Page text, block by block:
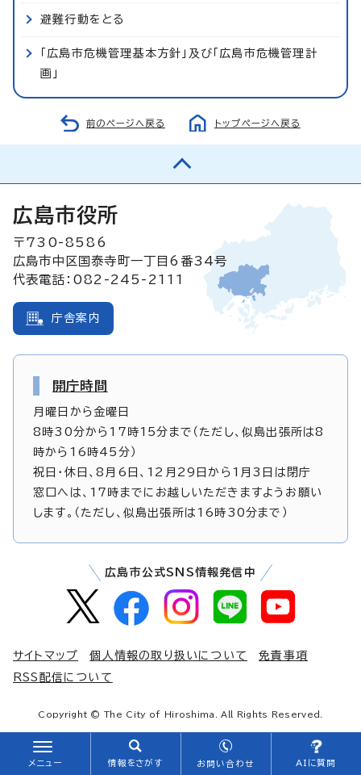
避難行動をとる
「広島市危機管理基本方針」及び「広島市危機管理計
画」
前のページへ戻る トップページへ戻る
メニュー 情報をさがす お問い合わせ AIに質問
広島市役所
〒730-8586
広島市中区国泰寺町一丁目6番34号
代表電話：082-245-2111
庁舎案内
開庁時間
月曜日から金曜日
8時30分から17時15分まで（ただし、似島出張所は8
時から16時45分）
祝日・休日、8月6日、12月29日から1月3日は閉庁
窓口へは、17時までにお越しいただきますようお願い
します。（ただし、似島出張所は16時30分まで）
広島市公式SNS情報発信中
サイトマップ 個人情報の取り扱いについて
免責事項
RSS配信について
Copyright © The City of Hiroshima. All Rights Reserved.